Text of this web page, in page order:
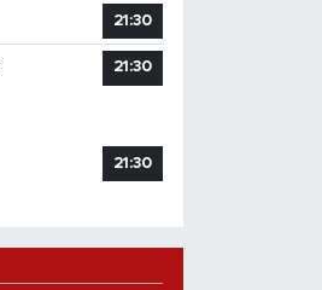
21:30
21:30
21:30